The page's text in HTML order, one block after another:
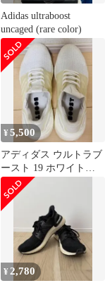
Adidas ultraboost
uncaged (rare color)
¥5,500
アディダス ウルトラブ
ースト 19 ホワイト
27.5cm G54008
¥ 2,780